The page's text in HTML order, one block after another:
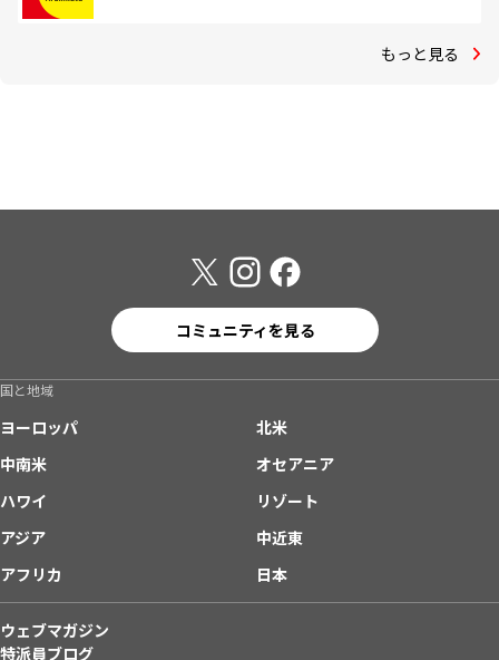
もっと見る
コミュニティを見る
国と地域
ヨーロッパ
北米
中南米
オセアニア
ハワイ
リゾート
アジア
中近東
アフリカ
日本
ウェブマガジン
特派員ブログ